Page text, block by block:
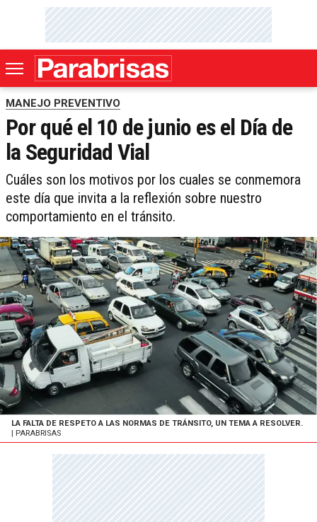
MANEJO PREVENTIVO
Por qué el 10 de junio es el Día de
la Seguridad Vial
Cuáles son los motivos por los cuales se conmemora
este día que invita a la reflexión sobre nuestro
comportamiento en el tránsito.
LA FALTA DE RESPETO A LAS NORMAS DE TRÁNSITO, UN TEMA A RESOLVER.
| PARABRISAS